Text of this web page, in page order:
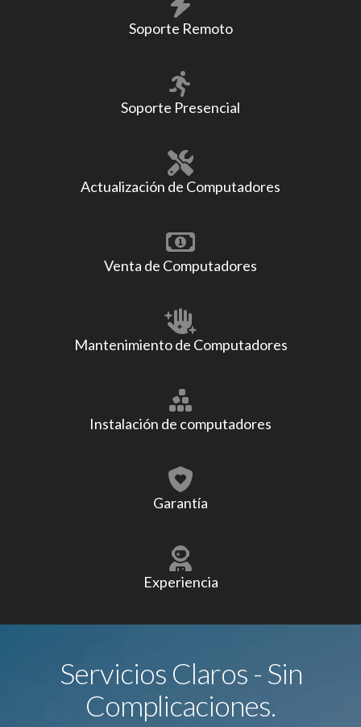
Soporte Remoto
Soporte Presencial
Actualización de Computadores
Venta de Computadores
Mantenimiento de Computadores
Instalación de computadores
Garantía
Experiencia
Servicios Claros - Sin
Complicaciones.